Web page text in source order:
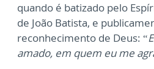
quando é batizado pelo
de João Batista, e
reconhecimento de Deus: “
amado, em quem eu me